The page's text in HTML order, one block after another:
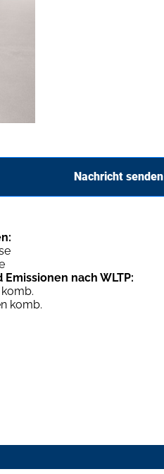
Nachricht senden
nach WLTP:
komb.